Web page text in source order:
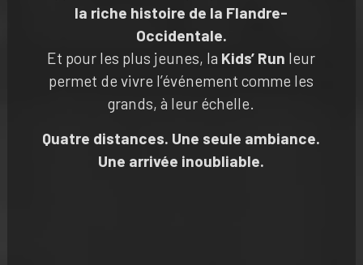
la riche histoire de la Flandre-
Occidentale.
Et pour les plus jeunes, la Kids’ Run leur
permet de vivre l’événement comme les
grands, à leur échelle.
Quatre distances. Une seule ambiance.
Une arrivée inoubliable.